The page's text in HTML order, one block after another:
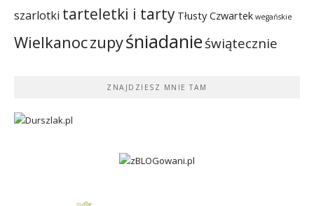
szarlotki tarteletki i tarty Tłusty Czwartek wegańskie
Wielkanoczupyśniadanieświątecznie
ZNAJDZIESZ MNIE TAM